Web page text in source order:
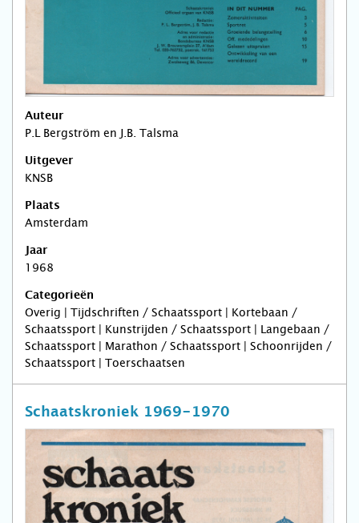
Auteur
P.L Bergström en J.B. Talsma
Uitgever
KNSB
Plaats
Amsterdam
Jaar
1968
Categorieën
Overig | Tijdschriften / Schaatssport | Kortebaan /
Schaatssport | Kunstrijden / Schaatssport | Langebaan /
Schaatssport | Marathon / Schaatssport | Schoonrijden /
Schaatssport | Toerschaatsen
Schaatskroniek 1969-1970